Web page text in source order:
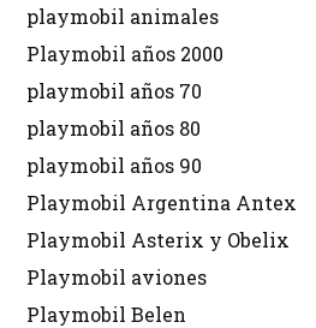
playmobil animales
Playmobil años 2000
playmobil años 70
playmobil años 80
playmobil años 90
Playmobil Argentina Antex
Playmobil Asterix y Obelix
Playmobil aviones
Playmobil Belen